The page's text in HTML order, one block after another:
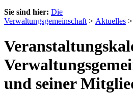
Sie sind hier: Die
Verwaltungsgemeinschaft > Aktuelles >
und seiner